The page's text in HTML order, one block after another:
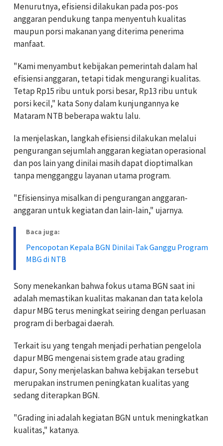
Menurutnya, efisiensi dilakukan pada pos-pos
anggaran pendukung tanpa menyentuh kualitas
maupun porsi makanan yang diterima penerima
manfaat.
"Kami menyambut kebijakan pemerintah dalam hal
efisiensi anggaran, tetapi tidak mengurangi kualitas.
Tetap Rp15 ribu untuk porsi besar, Rp13 ribu untuk
porsi kecil," kata Sony dalam kunjungannya ke
Mataram NTB beberapa waktu lalu.
Ia menjelaskan, langkah efisiensi dilakukan melalui
pengurangan sejumlah anggaran kegiatan operasional
dan pos lain yang dinilai masih dapat dioptimalkan
tanpa mengganggu layanan utama program.
"Efisiensinya misalkan di pengurangan anggaran-
anggaran untuk kegiatan dan lain-lain," ujarnya.
Baca juga:
Pencopotan Kepala BGN Dinilai Tak Ganggu Program
MBG di NTB
Sony menekankan bahwa fokus utama BGN saat ini
adalah memastikan kualitas makanan dan tata kelola
dapur MBG terus meningkat seiring dengan perluasan
program di berbagai daerah.
Terkait isu yang tengah menjadi perhatian pengelola
dapur MBG mengenai sistem grade atau grading
dapur, Sony menjelaskan bahwa kebijakan tersebut
merupakan instrumen peningkatan kualitas yang
sedang diterapkan BGN.
"Grading ini adalah kegiatan BGN untuk meningkatkan
kualitas," katanya.